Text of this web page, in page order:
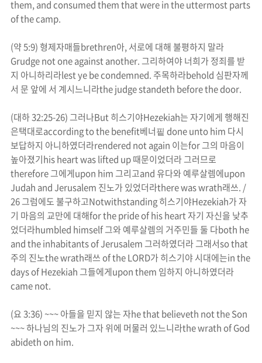
them, and consumed them that were in the uttermost parts
of the camp.
(약5:9)형제자매들brethren아, 서로에 대해 불평하지 말라
Grudge not one against another. 그리하여야 너희가 정죄를 받
지 아니하리라lest ye be condemned. 주목하라behold 심판자께
서 문 앞에 서 계시느니라the judge standeth before the door.
(대하32:25-26) 그러나But히스기야Hezekiah는 자기에게 행해진
은택대로according to the benefit베너핕 done unto him 다시
보답하지 아니하였더라rendered not again 이는for그의 마음이
높아졌기his heart was lifted up때문이었더라 그러므로
therefore그에게upon him 그리고and 유다와 예루살렘에upon
Judah and Jerusalem 진노가 있었더라there waswrath래쓰. /
26그럼에도 불구하고Notwithstanding히스기야Hezekiah가 자
기 마음의 교만에 대해for the pride of his heart자기 자신을 낮추
었더라humbled himself그와 예루살렘의 거주민들 둘 다both he
and the inhabitants of Jerusalem 그러하였더라 그래서so that
주의 진노thewrath래쓰of the LORD가 히스기야 시대에는in the
days of Hezekiah 그들에게upon them 임하지 아니하였더라
came not.
(요3:36) ~~~아들을 믿지 않는 자he that believeth not the Son
~~~하나님의 진노가 그자 위에 머물러 있느니라thewrathof God
abideth on him.